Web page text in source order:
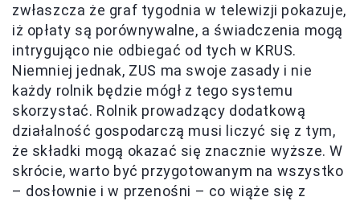
zwłaszcza że graf tygodnia w telewizji pokazuje,
iż opłaty są porównywalne, a świadczenia mogą
intrygująco nie odbiegać od tych w KRUS.
Niemniej jednak, ZUS ma swoje zasady i nie
każdy rolnik będzie mógł z tego systemu
skorzystać. Rolnik prowadzący dodatkową
działalność gospodarczą musi liczyć się z tym,
że składki mogą okazać się znacznie wyższe. W
skrócie, warto być przygotowanym na wszystko
– dosłownie i w przenośni – co wiąże się z